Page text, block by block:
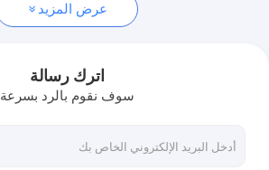
ورقة لفائف مجلفنة
لوحة لفائف المدرفلة على الساخن
صفائح لفائف الصلب المدرفلة على البارد
عرض المزيد
اترك رسالة
سوف نقوم بالرد بسرعة